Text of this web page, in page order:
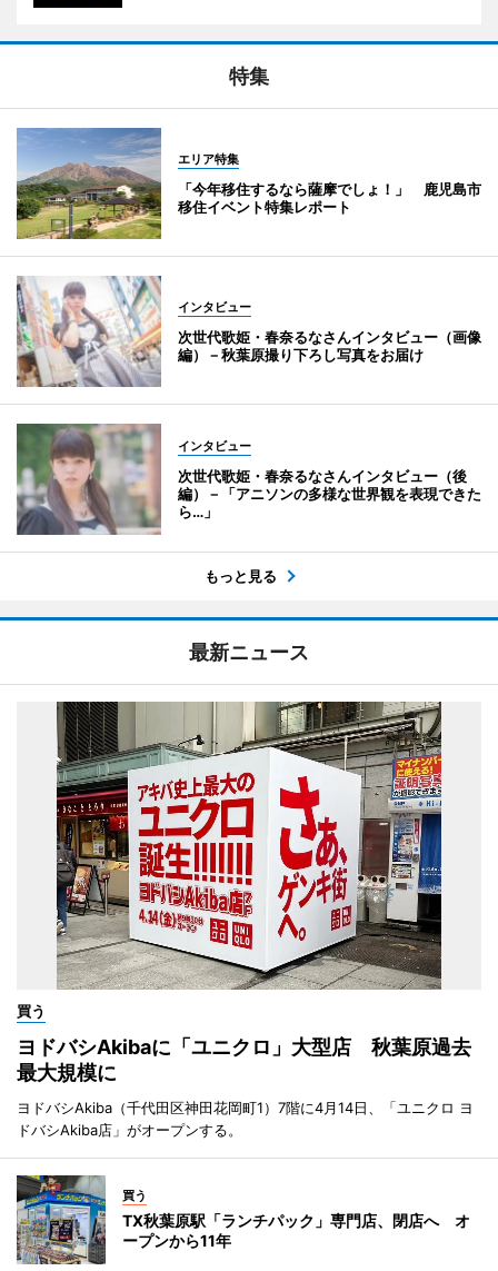
特集
エリア特集
「今年移住するなら薩摩でしょ！」 鹿児島市
移住イベント特集レポート
インタビュー
次世代歌姫・春奈るなさんインタビュー（画像
編）－秋葉原撮り下ろし写真をお届け
インタビュー
次世代歌姫・春奈るなさんインタビュー（後
編）－「アニソンの多様な世界観を表現できた
ら…」
もっと見る
最新ニュース
買う
ヨドバシAkibaに「ユニクロ」大型店 秋葉原過去
最大規模に
ヨドバシAkiba（千代田区神田花岡町1）7階に4月14日、「ユニクロ ヨ
ドバシAkiba店」がオープンする。
買う
TX秋葉原駅「ランチパック」専門店、閉店へ オ
ープンから11年